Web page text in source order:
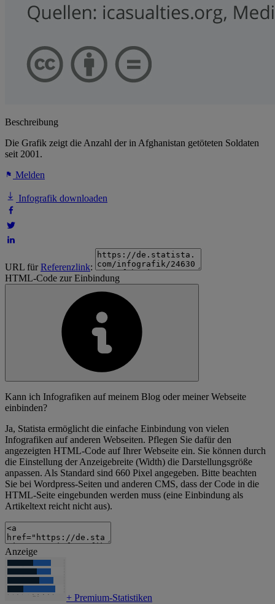
Beschreibung
Die Grafik zeigt die Anzahl der in Afghanistan getöteten Soldaten
seit 2001.
Melden
Infografik downloaden
URL fürReferenzlink:
HTML-Code zur Einbindung
Kann ich Infografiken auf meinem Blog oder meiner Webseite
einbinden?
Ja, Statista ermöglicht die einfache Einbindung von vielen
Infografiken auf anderen Webseiten. Pflegen Sie dafür den
angezeigten HTML-Code auf Ihrer Webseite ein. Sie können durch
die Einstellung der Anzeigebreite (Width) die Darstellungsgröße
anpassen. Als Standard sind 660 Pixel angegeben. Bitte beachten
Sie bei Wordpress-Seiten und anderen CMS, dass der Code in die
HTML-Seite eingebunden werden muss (eine Einbindung als
Artikeltext reicht nicht aus).
Anzeige
+ Premium-Statistiken